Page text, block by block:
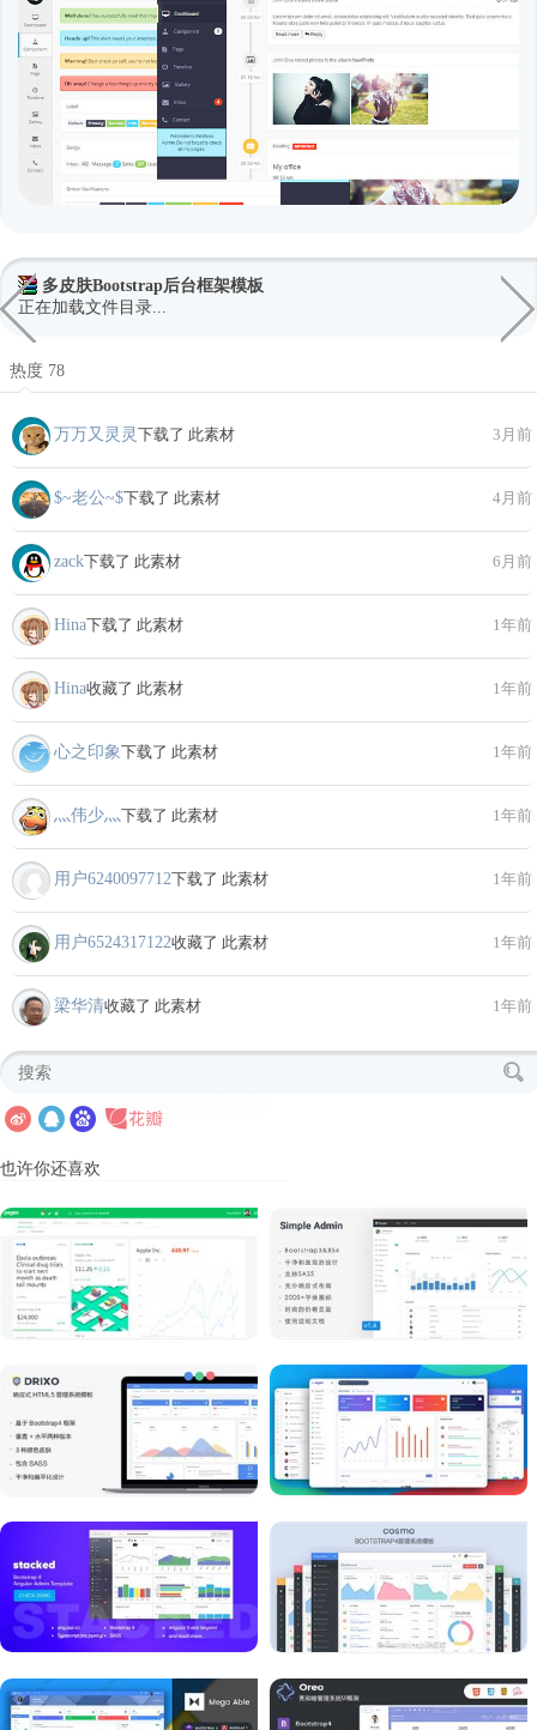
多皮肤Bootstrap后台框架模板
正在加载文件目录...
热度 78
万万又灵灵 下载了 此素材 3月前
$~老公~$下载了 此素材 4月前
zack下载了 此素材 6月前
Hina下载了 此素材 1年前
Hina收藏了 此素材 1年前
心之印象下载了 此素材 1年前
灬伟少灬下载了 此素材 1年前
用户6240097712下载了 此素材 1年前
用户6524317122收藏了 此素材 1年前
梁华清收藏了 此素材 1年前
也许你还喜欢